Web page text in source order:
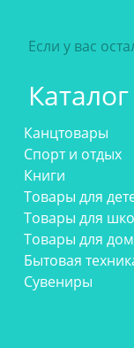
Если у вас
Каталог
Канцтовары
Спорт и отдых
Книги
Товары для
Товары для
Товары для
Бытовая
Сувениры